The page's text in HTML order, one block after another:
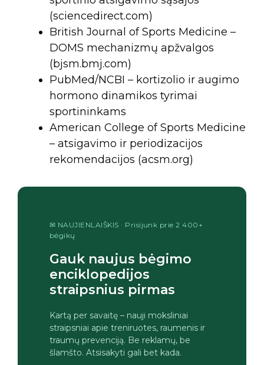
(sciencedirect.com)
British Journal of Sports Medicine –
DOMS mechanizmų apžvalgos
(bjsm.bmj.com)
PubMed/NCBI – kortizolio ir augimo
hormono dinamikos tyrimai
sportininkams
American College of Sports Medicine
– atsigavimo ir periodizacijos
rekomendacijos (acsm.org)
✉ NAUJIENLAIŠKIS · Prisijunk prie 2 400+
bėgikų
Gauk naujus bėgimo
enciklopedijos
straipsnius pirmas
Kartą per savaitę – nauji moksliniai
straipsniai apie treniruotes, raumenis ir
traumų prevenciją. Be reklamų, be
šlamšto. Atsisakyti gali bet kada.